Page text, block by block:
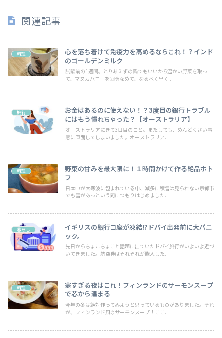
関連記事
料理
心を落ち着けて免疫力を高めるならこれ！？インド
のゴールデンミルク
試験前の1週間。とりあえずの鍋でもいいから温かい野菜を取っ
て、マヌカハニーを毎晩なめて、なるべく早く...
旅行
お金はあるのに使えない！？3度目の銀行トラブル
にはもう慣れちゃった？【オーストラリア】
オーストラリアにきて3日目のこと。またしても、めんどくさい事
態に直面してしまいました。オーストラリア...
料理
野菜の甘みを最大限に！１時間かけて作る絶品ポト
フ
日本中が大寒波に包まれている中、滅多に積雪は見られない京都市
でも雪があっという間につもりはじめました...
暮らし
イギリスの銀行口座が凍結!?ドバイ出発前に大パニ
ック。
先日からちょこちょこと話題に出ていたドバイ旅行がいよいよ近づ
いてきました。航空券はそれぞれが購入した...
料理
寒すぎる夜はこれ！フィンランドのサーモンスープ
で芯から温まる
今年の冬は絶対作ってみようと思っているものがありました。それ
が、フィンランド風のサーモンスープ！ここ...